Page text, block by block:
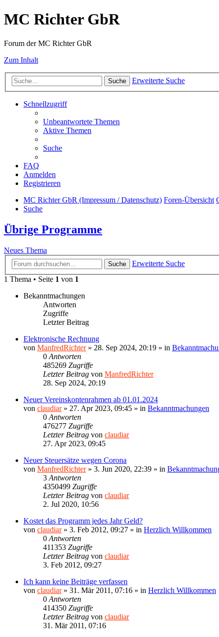
MC Richter GbR
Forum der MC Richter GbR
Zum Inhalt
Suche Erweiterte Suche
Schnellzugriff
Unbeantwortete Themen
Aktive Themen
Suche
FAQ
Anmelden
Registrieren
MC Richter GbR (Impressum / Datenschutz) Foren-Übersicht
Suche
Übrige Programme
Neues Thema
Suche
Erweiterte Suche
1 Thema • Seite 1 von 1
Bekanntmachungen
Antworten
Zugriffe
Letzter Beitrag
Elektronische Rechnung
von ManfredRichter» 28. Sep 2024, 20:19 » in
0 Antworten
485269 Zugriffe
Letzter Beitrag von ManfredRichter
28. Sep 2024, 20:19
Neuer Vereinskontenrahmen ab 01.01.2024
von claudiar» 27. Apr 2023, 09:45 » in Bekanntmachungen
0 Antworten
476277 Zugriffe
Letzter Beitrag von claudiar
27. Apr 2023, 09:45
Neuer Steuersätze wegen Corona
von ManfredRichter» 3. Jun 2020, 22:39 » in
3 Antworten
4350499 Zugriffe
Letzter Beitrag von claudiar
2. Jul 2020, 10:56
Kostet das Programm jedes Jahr Geld?
von claudiar» 3. Feb 2012, 09:27 » in Herzlich Willkommen
0 Antworten
411353 Zugriffe
Letzter Beitrag von claudiar
3. Feb 2012, 09:27
Ich kann keine Beiträge verfassen
von claudiar» 31. Mär 2011, 07:16 » in Herzlich Willkommen
0 Antworten
414350 Zugriffe
Letzter Beitrag von claudiar
31. Mär 2011, 07:16